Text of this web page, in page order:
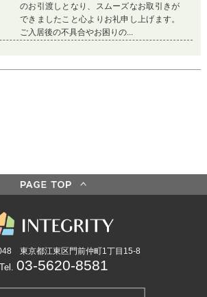
のお引渡しとなり、スムーズなお取引きが
できましたこと心よりお礼申し上げます。
ご入居後の不具合やお困りの...
東京都江東区門前仲町1丁目15-8
Tel. 03-5620-8581